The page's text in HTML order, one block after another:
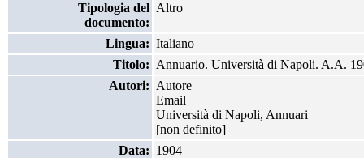
Tipologia del
documento:
Altro
Lingua: Italiano
Titolo: Annuario. Università di Napoli. A.A.
Autori: Autore
Email
Università di Napoli, Annuari
[non definito]
Data: 1904